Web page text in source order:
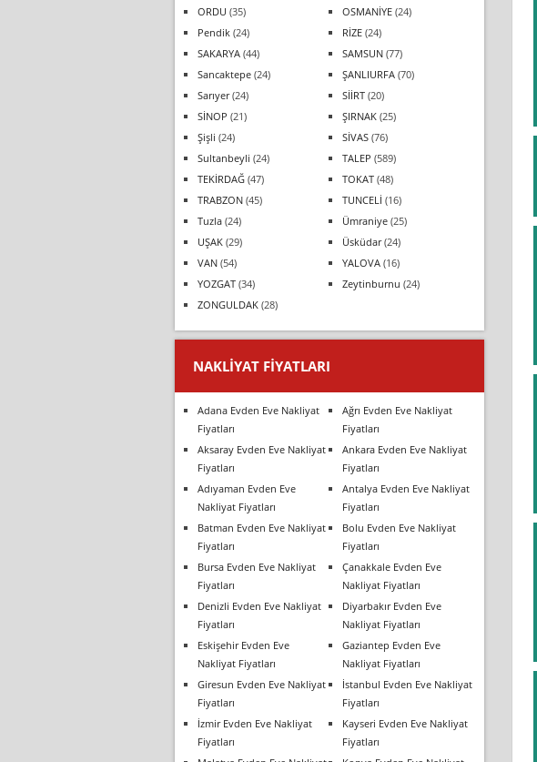
ORDU (35) OSMANİYE (24)
Pendik (24) RİZE (24)
SAKARYA (44) SAMSUN (77)
Sancaktepe (24) ŞANLIURFA (70)
Sarıyer(24) SİİRT (20)
SİNOP (21) ŞIRNAK (25)
Şişli (24) SİVAS (76)
Sultanbeyli (24) TALEP (589)
TEKİRDAĞ (47) TOKAT (48)
TRABZON (45) TUNCELİ (16)
Tuzla (24) Ümraniye (25)
UŞAK (29) Üsküdar(24)
VAN (54) YALOVA (16)
YOZGAT (34) Zeytinburnu (24)
ZONGULDAK (28)
NAKLIYAT FIYATLARI
Adana Evden Eve Nakliyat
Fiyatları
Ağrı Evden Eve Nakliyat
Fiyatları
Aksaray Evden Eve Nakliyat
Fiyatları
Ankara Evden Eve Nakliyat
Fiyatları
Adıyaman Evden Eve
Nakliyat Fiyatları
Antalya Evden Eve Nakliyat
Fiyatları
Batman Evden Eve Nakliyat
Fiyatları
Bolu Evden Eve Nakliyat
Fiyatları
Bursa Evden Eve Nakliyat
Fiyatları
Çanakkale Evden Eve
Nakliyat Fiyatları
Denizli Evden Eve Nakliyat
Fiyatları
Diyarbakır Evden Eve
Nakliyat Fiyatları
Eskişehir Evden Eve
Nakliyat Fiyatları
Gaziantep Evden Eve
Nakliyat Fiyatları
Giresun Evden Eve Nakliyat
Fiyatları
İstanbul Evden Eve Nakliyat
Fiyatları
İzmir Evden Eve Nakliyat
Fiyatları
Kayseri Evden Eve Nakliyat
Fiyatları